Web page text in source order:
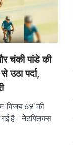
चंकी पांडे की
उठा पर्दा,
‘विजय 69’ की
है। नेटफ्लिक्स